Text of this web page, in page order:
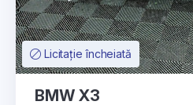
Licitație încheiată
BMW X3